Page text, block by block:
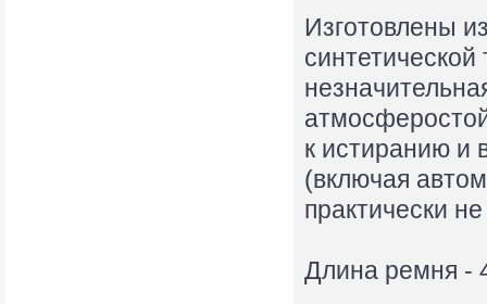
Изготовлены
к истиранию и
(включая
практически
Длина ремня -